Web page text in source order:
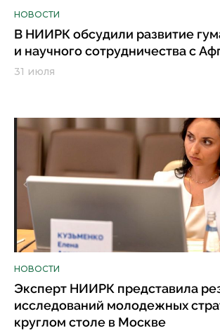
НОВОСТИ
В НИИРК обсудили развитие
и научного сотрудничества с
31 июля
НОВОСТИ
Эксперт НИИРК представила
исследований молодежных
круглом столе в Москве